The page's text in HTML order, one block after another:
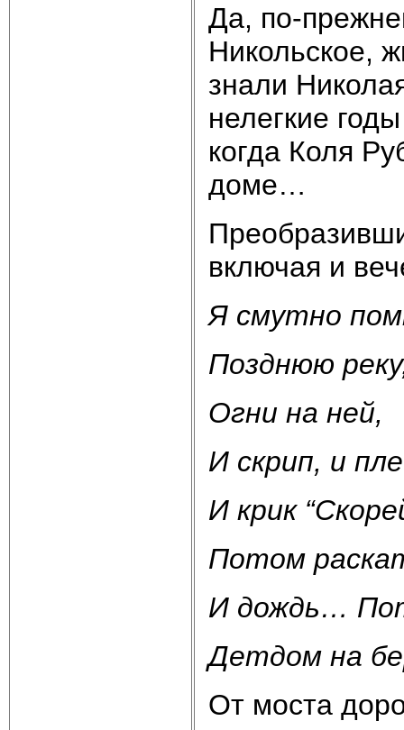
Да, по-
Никольское,
знали
нелегкие
когда Коля
доме…
включая и
Я смутно
Позднюю
Огни на ней,
И скрип, и
И крик
Потом
И дождь…
Детдом на
От моста